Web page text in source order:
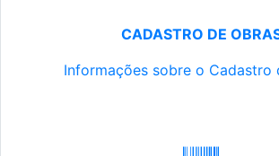
CADASTRO DE
Informações sobre o Cadastro